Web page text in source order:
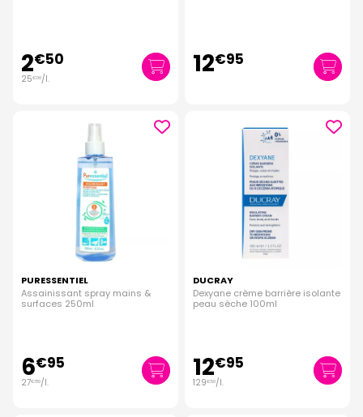
2€50
25€00/l. 12€95
PURESSENTIEL
Assainissant spray mains &
surfaces 250ml
6€95
27€80/l.
DUCRAY
Dexyane crème barrière isolante
peau sèche 100ml
12€95
129€50/l.